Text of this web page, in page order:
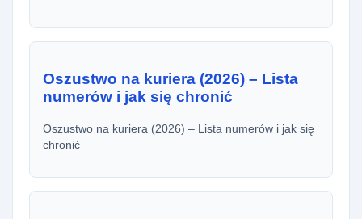
Oszustwo na kuriera (2026) – Lista
numerów i jak się chronić
Oszustwo na kuriera (2026) – Lista numerów i jak się
chronić